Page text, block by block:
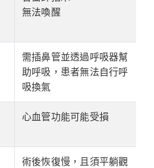
無法喚醒
需插鼻管並透過呼吸器幫
助呼吸，患者無法自行呼
吸換氣
心血管功能可能受損
術後恢復慢，且須平躺觀